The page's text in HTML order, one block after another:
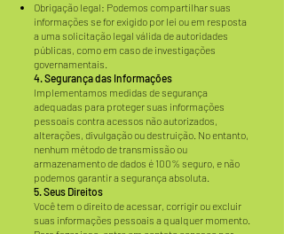
Obrigação legal: Podemos compartilhar suas
informações se for exigido por lei ou em resposta
a uma solicitação legal válida de autoridades
públicas, como em caso de investigações
governamentais.
4. Segurança das Informações
Implementamos medidas de segurança
adequadas para proteger suas informações
pessoais contra acessos não autorizados,
alterações, divulgação ou destruição. No entanto,
nenhum método de transmissão ou
armazenamento de dados é 100% seguro, e não
podemos garantir a segurança absoluta.
5. Seus Direitos
Você tem o direito de acessar, corrigir ou excluir
suas informações pessoais a qualquer momento.